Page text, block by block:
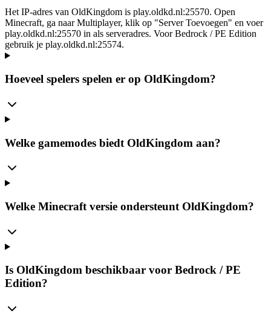
Het IP-adres van OldKingdom is play.oldkd.nl:25570. Open
Minecraft, ga naar Multiplayer, klik op "Server Toevoegen" en voer
play.oldkd.nl:25570 in als serveradres. Voor Bedrock / PE Edition
gebruik je play.oldkd.nl:25574.
Hoeveel spelers spelen er op OldKingdom?
Welke gamemodes biedt OldKingdom aan?
Welke Minecraft versie ondersteunt OldKingdom?
Is OldKingdom beschikbaar voor Bedrock / PE
Edition?